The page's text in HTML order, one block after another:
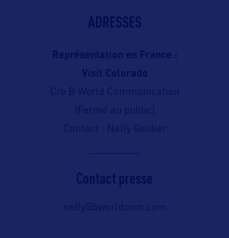
ADRESSES
Représentation en France :
Visit Colorado
C/o B World Communication
(Fermé au public)
Contact : Nelly Gaulier
Contact presse
nelly@bworldcom.com